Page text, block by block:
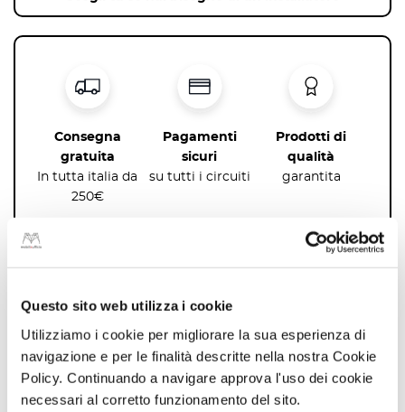
Questo sito web utilizza i cookie
Utilizziamo i cookie per migliorare la sua esperienza di
navigazione e per le finalità descritte nella nostra Cookie
Policy. Continuando a navigare approva l'uso dei cookie
necessari al corretto funzionamento del sito.
Consegna
gratuita
In tutta italia da
250€
Pagamenti
sicuri
su tutti i circuiti
Prodotti di
qualità
garantita
anche…
sped gratis